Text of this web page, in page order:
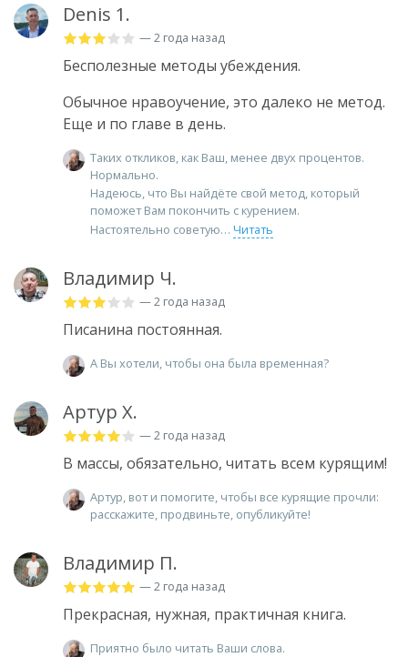
Denis 1.
— 2 года назад
Бесполезные методы убеждения.
Обычное нравоучение, это далеко не метод.
Еще и по главе в день.
Таких откликов, как Ваш, менее двух процентов.
Нормально.
Надеюсь, что Вы найдёте свой метод, который
поможет Вам покончить с курением.
Настоятельно советую
Читать
Владимир Ч.
— 2 года назад
Писанина постоянная.
А Вы хотели, чтобы она была временная?
Артур Х.
— 2 года назад
В массы, обязательно, читать всем курящим!
Артур, вот и помогите, чтобы все курящие прочли:
расскажите, продвиньте, опубликуйте!
Владимир П.
— 2 года назад
Прекрасная, нужная, практичная книга.
Приятно было читать Ваши слова.